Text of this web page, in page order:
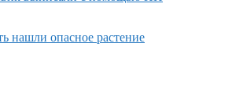
нашли опасное растение